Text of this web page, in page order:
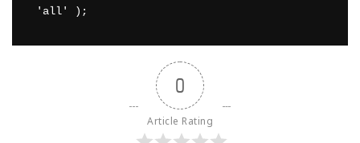
'all' );
0
Article Rating